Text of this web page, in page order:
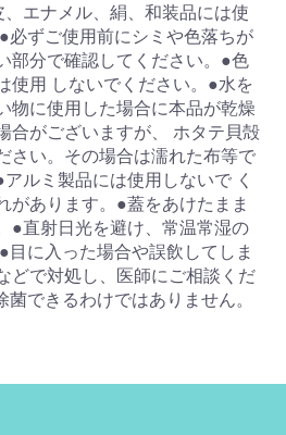
エナメル、絹、和装品には使
必ずご使用前にシミや色落ちが
部分で確認してください。●色
使用 しないでください。●水を
物に使用した場合に本品が乾燥
合がございますが、 ホタテ貝殻
さい。その場合は濡れた布等で
ルミ製品には使用しないで く
があります。●蓋をあけたまま
●直射日光を避け、常温常湿の
目に入った場合や誤飲してしま
どで対処し、医師にご相談くだ
できるわけではありません。